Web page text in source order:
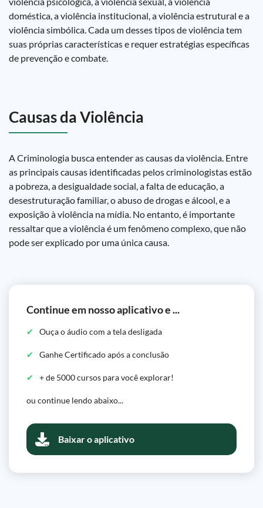
doméstica, a violência institucional, a violência estrutural e a
violência simbólica. Cada um desses tipos de violência tem
suas próprias características e requer estratégias específicas
de prevenção e combate.
Causas da Violência
A Criminologia busca entender as causas da violência. Entre
as principais causas identificadas pelos criminologistas estão
a pobreza, a desigualdade social, a falta de educação, a
desestruturação familiar, o abuso de drogas e álcool, e a
exposição à violência na mídia. No entanto, é importante
ressaltar que a violência é um fenômeno complexo, que não
pode ser explicado por uma única causa.
Continue em nosso aplicativo e ...
Ouça o áudio com a tela desligada
Ganhe Certificado após a conclusão
+ de 5000 cursos para você explorar!
ou continue lendo abaixo...
Baixar o aplicativo